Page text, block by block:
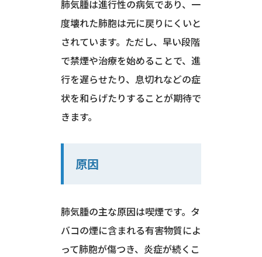
肺気腫は進行性の病気であり、一
度壊れた肺胞は元に戻りにくいと
されています。ただし、早い段階
で禁煙や治療を始めることで、進
行を遅らせたり、息切れなどの症
状を和らげたりすることが期待で
きます。
原因
肺気腫の主な原因は喫煙です。タ
バコの煙に含まれる有害物質によ
って肺胞が傷つき、炎症が続くこ